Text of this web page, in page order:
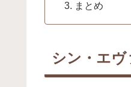
まとめ
シン・エヴ